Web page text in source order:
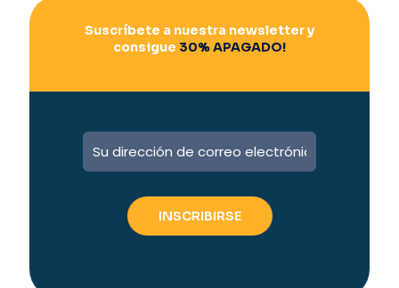
Suscríbete a nuestra newsletter y
consigue 30% APAGADO!